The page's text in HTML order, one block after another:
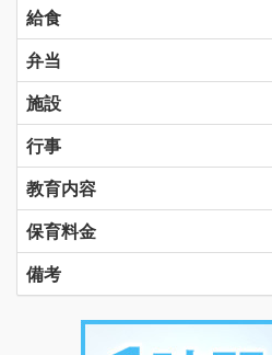
給食
弁当
施設
行事
教育内容
保育料金
備考